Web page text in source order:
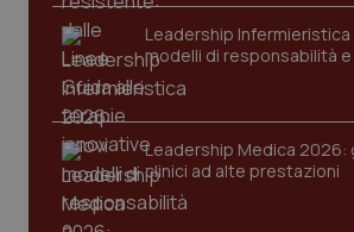
Ulcera & Reflusso
Vaccini
Leadership
modelli di responsabilità
Leadership Medica 2026:
clinici ad alte prestazioni
Nome
VISITOR_PRIVACY_METADATA